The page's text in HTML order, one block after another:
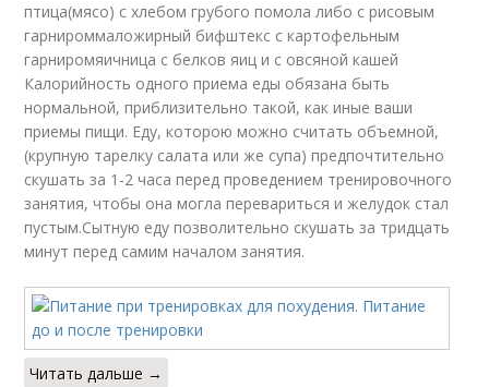
птица(мясо) с хлебом грубого помола либо с рисовым
гарнироммаложирный бифштекс с картофельным
гарниромяичница с белков яиц и с овсяной кашей
Калорийность одного приема еды обязана быть
нормальной, приблизительно такой, как иные ваши
приемы пищи. Еду, которою можно считать объемной,
(крупную тарелку салата или же cупа) предпочтительно
скушать за 1-2 часа перед проведением тренировочного
занятия, чтобы она могла перевариться и желудок стал
пустым.Сытную еду позволительно скушать за тридцать
минут перед самим началом занятия.
Читать дальше →